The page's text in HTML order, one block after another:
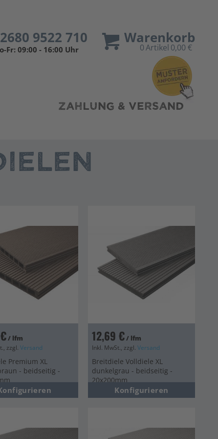
Warenkorb
0Artikel 0,00 €
9522 710
Fr: 09:00 - 16:00 Uhr
ZAHLUNG & VERSAND
/ lfm
zzgl.Versand
Premium XL
- beidseitig -
12,69 €/ lfm
Inkl. MwSt., zzgl. Versand
Breitdiele Volldiele XL
dunkelgrau - beidseitig -
20x200mm
Konfigurieren